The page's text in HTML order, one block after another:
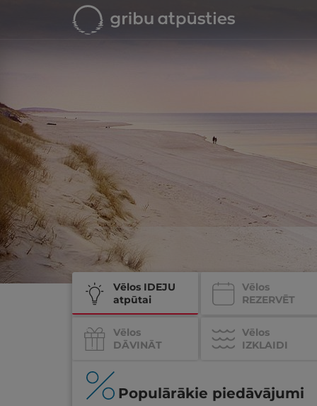
Vēlos IDEJU
atpūtai
Vēlos
REZERVĒT
Vēlos
DĀVINĀT
Vēlos
IZKLAIDI
Populārākie piedāvājumi